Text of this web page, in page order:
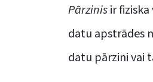
Pārzinisir
datu apstrādes
datu pārzini vai